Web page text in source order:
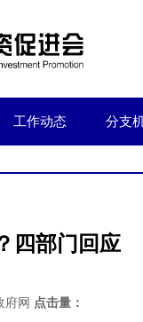
工作动态 分支
四部门回应
府网 点击量：